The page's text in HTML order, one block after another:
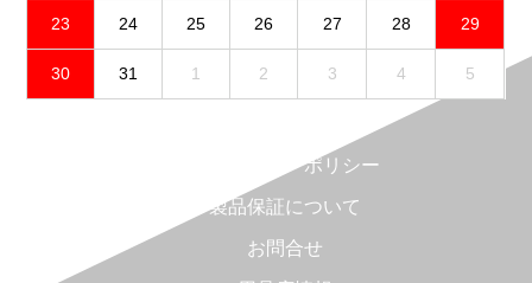
23 24 25 26 27 28 29
30 31 1 2 3 4 5
プライバシーポリシー
製品保証について
お問合せ